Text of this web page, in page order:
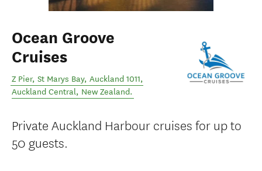
Ocean Groove
Cruises
Z Pier, St Marys Bay, Auckland 1011,
Auckland Central, New Zealand.
Private Auckland Harbour cruises for up to
50 guests.